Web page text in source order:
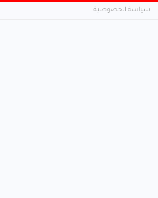
سياسة الخصوصية